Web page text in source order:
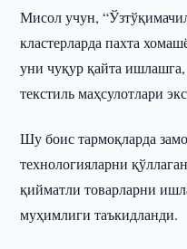
Мисол учун,
кластерларда пахта
уни чуқур қайта
текстиль маҳсулотлари
Шу боис тармоқларда
технологияларни
қийматли товарларни
муҳимлиги таъкидланди.